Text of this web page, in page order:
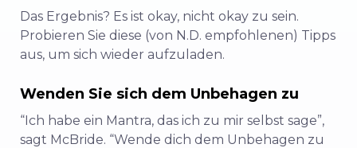
Das Ergebnis? Es ist okay, nicht okay zu sein.
Probieren Sie diese (von N.D. empfohlenen) Tipps
aus, um sich wieder aufzuladen.
Wenden Sie sich dem Unbehagen zu
“Ich habe ein Mantra, das ich zu mir selbst sage”,
sagt McBride. “Wende dich dem Unbehagen zu